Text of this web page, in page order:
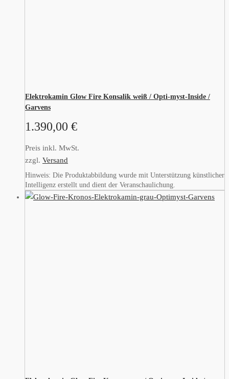
Elektrokamin Glow Fire Konsalik weiß / Opti-myst-Inside /
Garvens
1.390,00 €
Preis inkl. MwSt.
zzgl. Versand
Hinweis: Die Produktabbildung wurde mit Unterstützung künstlicher
Intelligenz erstellt und dient der Veranschaulichung.